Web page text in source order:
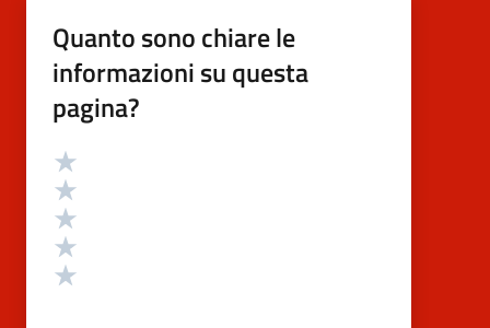
Quanto sono chiare le
informazioni su questa
pagina?
Valutazione